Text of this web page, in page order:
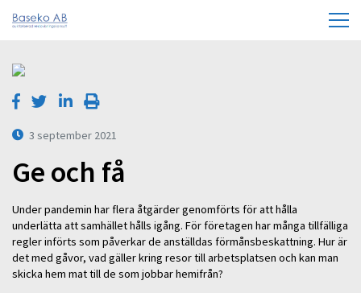
3 september 2021
Ge och få
Under pandemin har flera åtgärder genomförts för att hålla
underlätta att samhället hålls igång. För företagen har många tillfälliga
regler införts som påverkar de anställdas förmånsbeskattning. Hur är
det med gåvor, vad gäller kring resor till arbetsplatsen och kan man
skicka hem mat till de som jobbar hemifrån?